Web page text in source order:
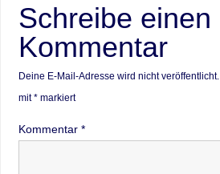
Schreibe einen
Kommentar
Deine E-Mail-Adresse wird nicht veröffentlicht.
mit*markiert
Kommentar *